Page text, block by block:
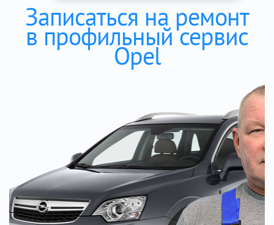
Записаться на ремонт
в профильный сервис
Opel